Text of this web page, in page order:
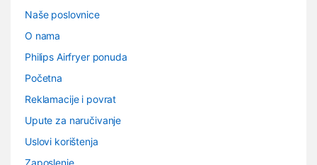
Naše poslovnice
O nama
Philips Airfryer ponuda
Početna
Reklamacije i povrat
Upute za naručivanje
Uslovi korištenja
Zaposlenje